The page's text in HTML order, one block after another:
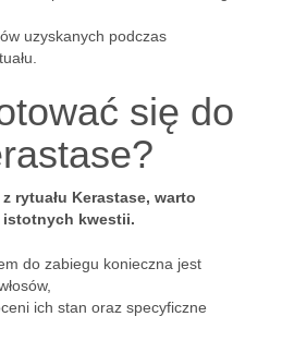
uzyskanych podczas
się do
rytuału Kerastase, warto
istotnych kwestii.
do zabiegu konieczna jest
ich stan oraz specyficzne